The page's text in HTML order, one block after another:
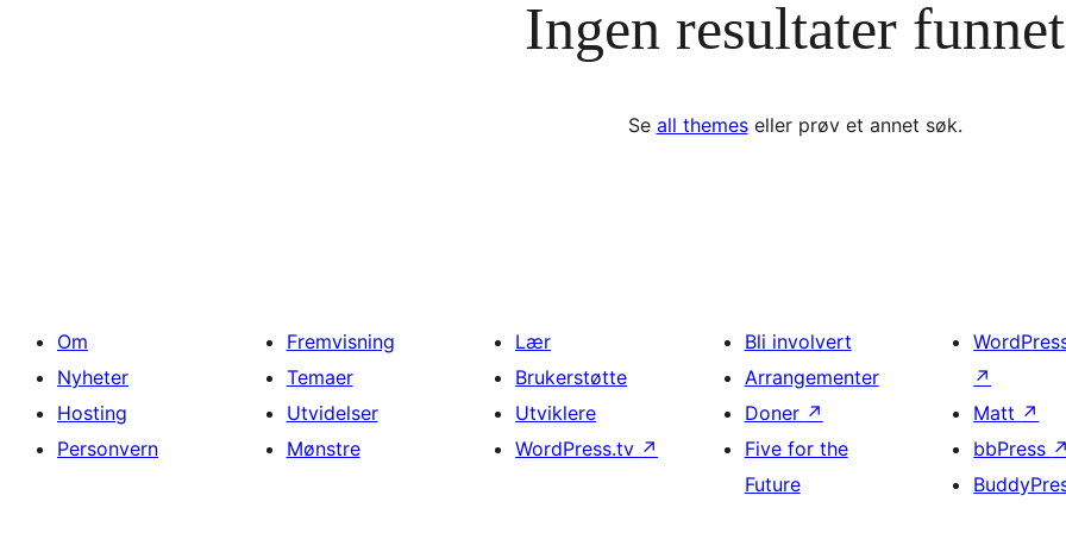
Ingen resultater funnet
Se all themeseller prøv et annet søk.
Om
Nyheter
Hosting
Personvern
Fremvisning
Temaer
Utvidelser
Mønstre
Lær
Brukerstøtte
Utviklere
WordPress.tv ↗
Bli involvert
Arrangementer
Doner ↗
Five for the
Future
↗
Matt ↗
bbPress ↗